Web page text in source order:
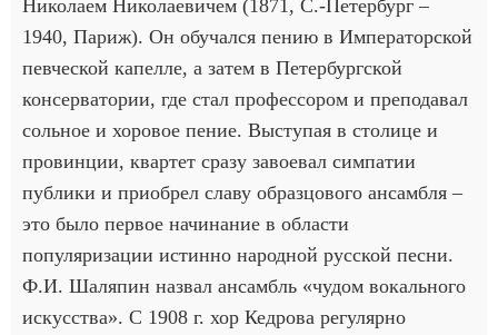
Николаем Николаевичем (1871, С.-Петербург –
1940, Париж). Он обучался пению в Императорской
певческой капелле, а затем в Петербургской
консерватории, где стал профессором и преподавал
сольное и хоровое пение. Выступая в столице и
провинции, квартет сразу завоевал симпатии
публики и приобрел славу образцового ансамбля –
это было первое начинание в области
популяризации истинно народной русской песни.
Ф.И. Шаляпин назвал ансамбль «чудом вокального
искусства». С 1908 г. хор Кедрова регулярно